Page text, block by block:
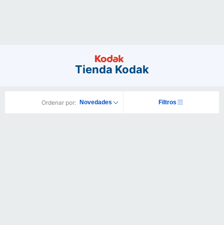
Tienda Kodak
Ordenar por: Novedades Filtros